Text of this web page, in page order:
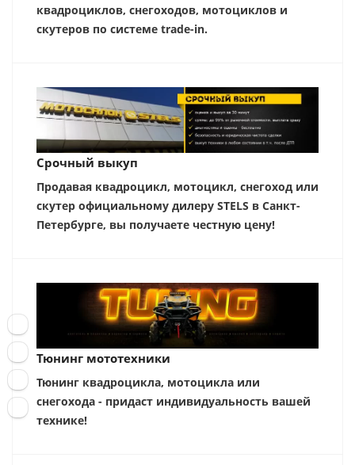
квадроциклов, снегоходов, мотоциклов и
скутеров по системе trade-in.
Срочный выкуп
Продавая квадроцикл, мотоцикл, снегоход или
скутер официальному дилеру STELS в Санкт-
Петербурге, вы получаете честную цену!
Тюнинг мототехники
Тюнинг квадроцикла, мотоцикла или
снегохода - придаст индивидуальность вашей
технике!